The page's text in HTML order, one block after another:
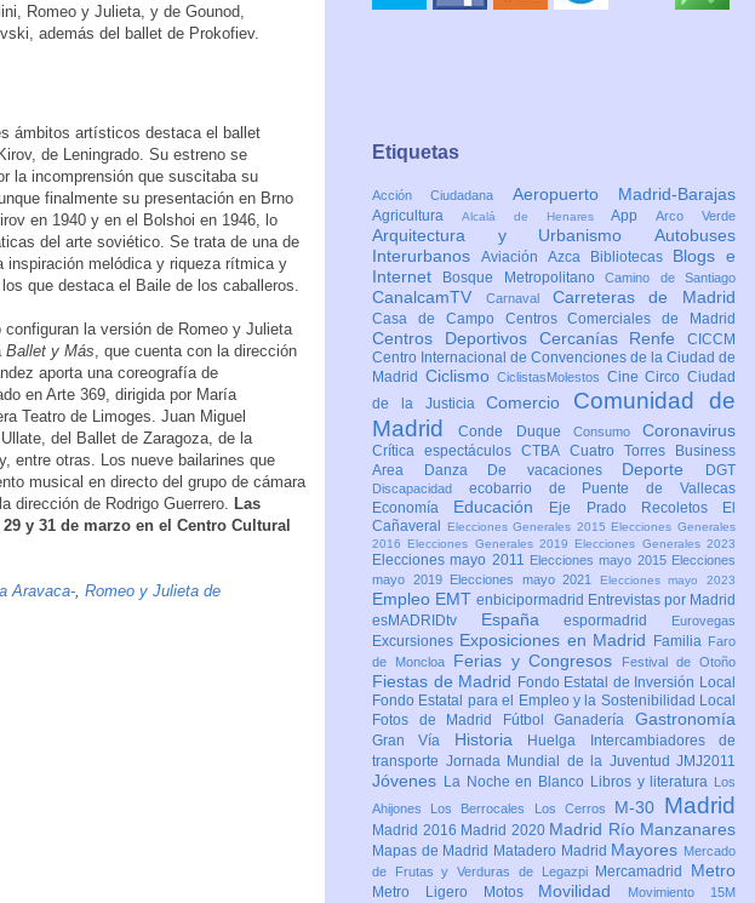
Romeo y Julieta, y de Gounod,
además del ballet de Prokofiev.
ámbitos artísticos destaca el ballet
de Leningrado. Su estreno se
la incomprensión que suscitaba su
finalmente su presentación en Brno
en 1940 y en el Bolshoi en 1946, lo
del arte soviético. Se trata de una de
inspiración melódica y riqueza rítmica y
que destaca el Baile de los caballeros.
la versión de Romeo y Julieta
Ballet y Más , que cuenta con la dirección
aporta una coreografía de
en Arte 369, dirigida por María
Teatro de Limoges. Juan Miguel
del Ballet de Zaragoza, de la
entre otras. Los nueve bailarines que
musical en directo del grupo de cámara
dirección de Rodrigo Guerrero.
Las
y 31 de marzo en el Centro Cultural
Aravaca- Romeo y Julieta de
Etiquetas
Acción Ciudadana Aeropuerto Madrid-Barajas
Agricultura Alcalá de HenaresAppArco Verde
Arquitectura y Urbanismo Autobuses
Interurbanos Aviación Azca Bibliotecas Blogs e
Internet
Bosque MetropolitanoCamino de Santiago
CanalcamTV Carnaval Carreteras de Madrid
Casa de Campo Centros Comerciales de Madrid
Centros Deportivos Cercanías Renfe CICCM
Centro Internacional de Convenciones de la Ciudad de
Madrid CiclismoCiclistasMolestos CineCircoCiudad
de la JusticiaComercio Comunidad de
MadridConde Duque Consumo Coronavirus
Crítica espectáculosCTBA Cuatro Torres Business
Area
Danza De vacaciones Deporte DGT
Discapacidad ecobarrio de Puente de Vallecas
Economía Educación Eje Prado Recoletos
El
Cañaveral
Elecciones Generales 2015 Elecciones Generales
2016 Elecciones Generales 2019 Elecciones Generales 2023
Elecciones mayo 2011 Elecciones mayo 2015 Elecciones
mayo 2019
Elecciones mayo 2021 Elecciones mayo 2023
Empleo EMT enbicipormadrid Entrevistas por Madrid
esMADRIDtv Españaespormadrid Eurovegas
Excursiones Exposiciones en Madrid Familia Faro
de Moncloa
Ferias y Congresos Festival de Otoño
Fiestas de Madrid Fondo Estatal de Inversión Local
Fondo Estatal para el Empleo y la Sostenibilidad Local
Fotos de Madrid
FútbolGanaderíaGastronomía
Gran Vía Historia Huelga
Intercambiadores de
transporte Jornada Mundial de la Juventud JMJ2011
Jóvenes La Noche en Blanco Libros y literatura
Los
Ahijones
Los Berrocales Los Cerros M-30 Madrid
Madrid 2016 Madrid 2020 Madrid Río Manzanares
Mapas de Madrid Matadero Madrid Mayores Mercado
de Frutas y Verduras de Legazpi
Mercamadrid Metro
Metro Ligero Motos Movilidad Movimiento 15M